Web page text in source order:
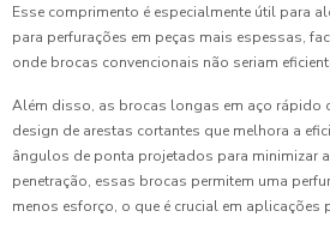
Esse comprimento é especialmente útil para
para perfurações em peças mais espessas,
onde brocas convencionais não seriam
Além disso, as brocas longas em aço rápido
design de arestas cortantes que melhora a
ângulos de ponta projetados para minimizar
penetração, essas brocas permitem uma
menos esforço, o que é crucial em aplicações